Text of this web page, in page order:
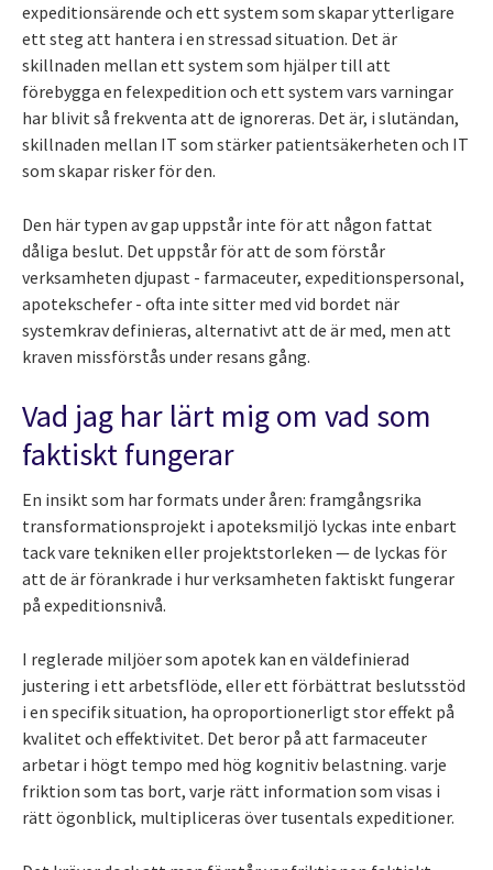
expeditionsärende och ett system som skapar ytterligare
ett steg att hantera i en stressad situation. Det är
skillnaden mellan ett system som hjälper till att
förebygga en felexpedition och ett system vars varningar
har blivit så frekventa att de ignoreras. Det är, i slutändan,
skillnaden mellan IT som stärker patientsäkerheten och IT
som skapar risker för den.
Den här typen av gap uppstår inte för att någon fattat
dåliga beslut. Det uppstår för att de som förstår
verksamheten djupast - farmaceuter, expeditionspersonal,
apotekschefer - ofta inte sitter med vid bordet när
systemkrav definieras, alternativt att de är med, men att
kraven missförstås under resans gång.
Vad jag har lärt mig om vad som
faktiskt fungerar
En insikt som har formats under åren: framgångsrika
transformationsprojekt i apoteksmiljö lyckas inte enbart
tack vare tekniken eller projektstorleken — de lyckas för
att de är förankrade i hur verksamheten faktiskt fungerar
på expeditionsnivå.
I reglerade miljöer som apotek kan en väldefinierad
justering i ett arbetsflöde, eller ett förbättrat beslutsstöd
i en specifik situation, ha oproportionerligt stor effekt på
kvalitet och effektivitet. Det beror på att farmaceuter
arbetar i högt tempo med hög kognitiv belastning. varje
friktion som tas bort, varje rätt information som visas i
rätt ögonblick, multipliceras över tusentals expeditioner.